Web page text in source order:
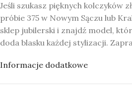
Jeśli szukasz pięknych kolczyków
próbie 375 w Nowym Sączu lub
sklep jubilerski i znajdź model,
doda blasku każdej stylizacji.
Informacje dodatkowe